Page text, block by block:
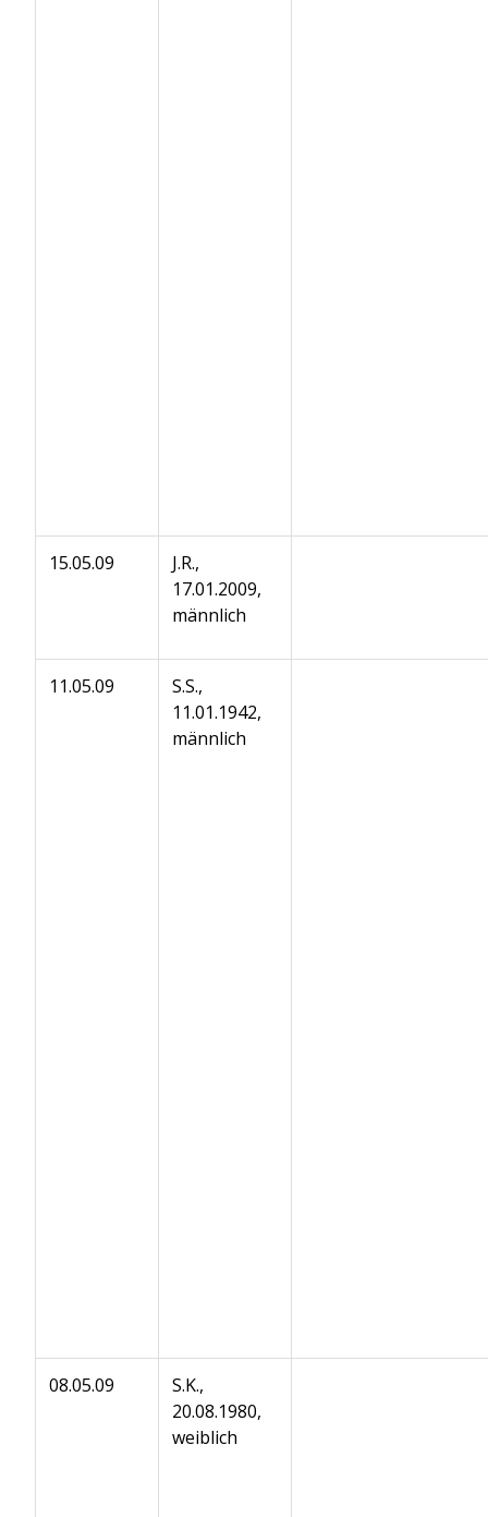
15.05.09
J.R.,
17.01.2009,
männlich
11.05.09
S.S.,
11.01.1942,
männlich
08.05.09
S.K.,
20.08.1980,
weiblich